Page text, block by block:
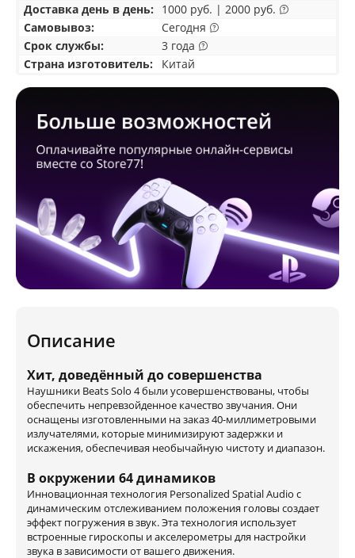
Доставка день в день:
1000 руб. | 2000 руб.
Самовывоз:
Сегодня
Срок службы:
3 года
Страна изготовитель:
Китай
Описание
Хит, доведённый до совершенства
Наушники Beats Solo 4 были усовершенствованы, чтобы
обеспечить непревзойденное качество звучания. Они
оснащены изготовленными на заказ 40-миллиметровыми
излучателями, которые минимизируют задержки и
искажения, обеспечивая необычайную чистоту и диапазон.
В окружении 64 динамиков
Инновационная технология Personalized Spatial Audio с
динамическим отслеживанием положения головы создает
эффект погружения в звук. Эта технология использует
встроенные гироскопы и акселерометры для настройки
звука в зависимости от вашего движения.